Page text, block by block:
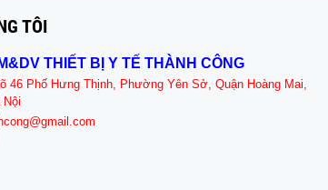
TÔI
THIẾT BỊ Y TẾ THÀNH CÔNG
46 Phố Hưng Thịnh, Phường Yên Sở, Quận Hoàng Mai,
Nội